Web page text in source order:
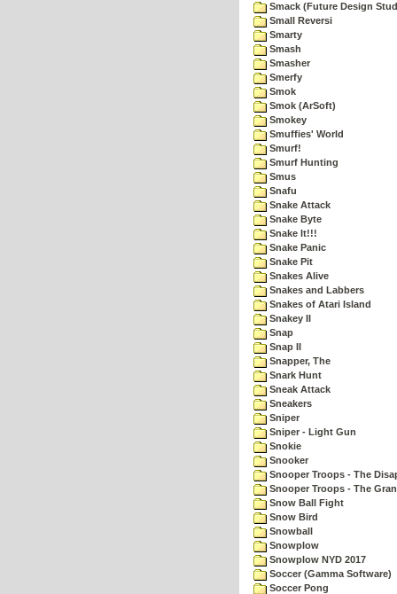
Smack (Future Design
Small Reversi
Smarty
Smash
Smasher
Smerfy
Smok
Smok (ArSoft)
Smokey
Smuffies' World
Smurf!
Smurf Hunting
Smus
Snafu
Snake Attack
Snake Byte
Snake It!!!
Snake Panic
Snake Pit
Snakes Alive
Snakes and Labbers
Snakes of Atari Island
Snakey II
Snap
Snap II
Snapper, The
Snark Hunt
Sneak Attack
Sneakers
Sniper
Sniper - Light Gun
Snokie
Snooker
Snooper Troops - The
Snooper Troops - The
Snow Ball Fight
Snow Bird
Snowball
Snowplow
Snowplow NYD 2017
Soccer (Gamma Software)
Soccer Pong